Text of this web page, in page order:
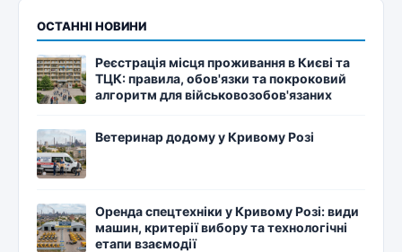
ОСТАННІ НОВИНИ
Реєстрація місця проживання в Києві та
ТЦК: правила, обов'язки та покроковий
алгоритм для військовозобов'язаних
Ветеринар додому у Кривому Розі
Оренда спецтехніки у Кривому Розі: види
машин, критерії вибору та технологічні
етапи взаємодії